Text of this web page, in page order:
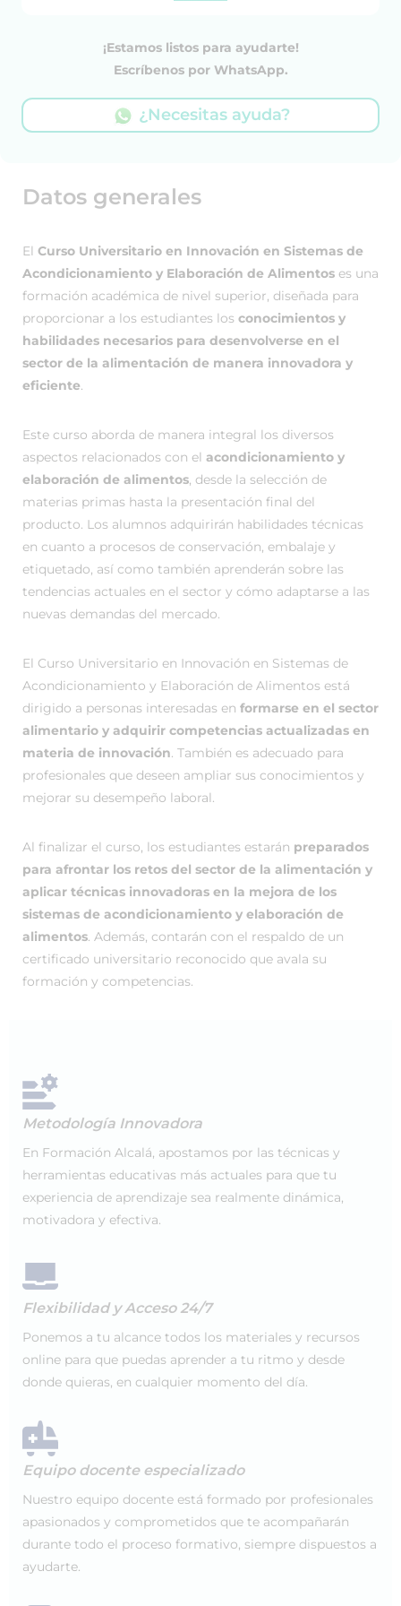
Datos generales
El Curso Universitario en Innovación en Sistemas de
Acondicionamiento y Elaboración de Alimentos es una
formación académica de nivel superior, diseñada para
proporcionar a los estudiantes los conocimientos y
habilidades necesarios para desenvolverse en el
sector de la alimentación de manera innovadora y
eficiente.
Este curso aborda de manera integral los diversos
aspectos relacionados con el acondicionamiento y
elaboración de alimentos, desde la selección de
materias primas hasta la presentación final del
producto. Los alumnos adquirirán habilidades técnicas
en cuanto a procesos de conservación, embalaje y
etiquetado, así como también aprenderán sobre las
tendencias actuales en el sector y cómo adaptarse a las
nuevas demandas del mercado.
El Curso Universitario en Innovación en Sistemas de
Acondicionamiento y Elaboración de Alimentos está
dirigido a personas interesadas en formarse en el sector
alimentario y adquirir competencias actualizadas en
materia de innovación. También es adecuado para
profesionales que deseen ampliar sus conocimientos y
mejorar su desempeño laboral.
Al finalizar el curso, los estudiantes estarán preparados
para afrontar los retos del sector de la alimentación y
aplicar técnicas innovadoras en la mejora de los
sistemas de acondicionamiento y elaboración de
alimentos. Además, contarán con el respaldo de un
certificado universitario reconocido que avala su
formación y competencias.
Metodología Innovadora
En Formación Alcalá, apostamos por las técnicas y
herramientas educativas más actuales para que tu
experiencia de aprendizaje sea realmente dinámica,
motivadora y efectiva.
Flexibilidad y Acceso 24/7
Ponemos a tu alcance todos los materiales y recursos
online para que puedas aprender a tu ritmo y desde
donde quieras, en cualquier momento del día.
Equipo docente especializado
Nuestro equipo docente está formado por profesionales
apasionados y comprometidos que te acompañarán
durante todo el proceso formativo, siempre dispuestos a
ayudarte.
¡Estamos listos para ayudarte!
Escríbenos por WhatsApp.
¿Necesitas ayuda?